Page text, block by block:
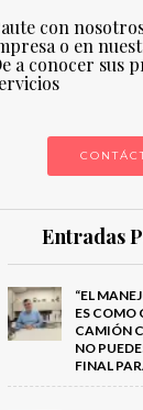
con
o en
a conocer sus
Entradas
“EL
ES COMO
CAMIÓN
NO
FINAL